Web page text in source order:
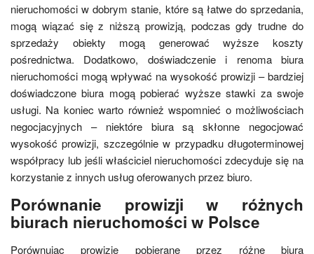
nieruchomości w dobrym stanie, które są łatwe do sprzedania,
mogą wiązać się z niższą prowizją, podczas gdy trudne do
sprzedaży obiekty mogą generować wyższe koszty
pośrednictwa. Dodatkowo, doświadczenie i renoma biura
nieruchomości mogą wpływać na wysokość prowizji – bardziej
doświadczone biura mogą pobierać wyższe stawki za swoje
usługi. Na koniec warto również wspomnieć o możliwościach
negocjacyjnych – niektóre biura są skłonne negocjować
wysokość prowizji, szczególnie w przypadku długoterminowej
współpracy lub jeśli właściciel nieruchomości zdecyduje się na
korzystanie z innych usług oferowanych przez biuro.
Porównanie prowizji w różnych
biurach nieruchomości w Polsce
Porównując prowizje pobierane przez różne biura